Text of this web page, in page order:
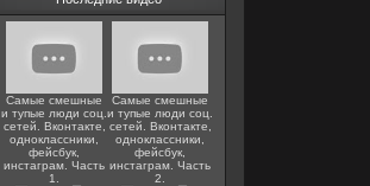
Самые смешные
и тупые люди соц.
сетей. Вконтакте,
одноклассники,
фейсбук,
инстаграм. Часть
1.
Самые смешные
и тупые люди соц.
сетей. Вконтакте,
одноклассники,
фейсбук,
инстаграм. Часть
2.